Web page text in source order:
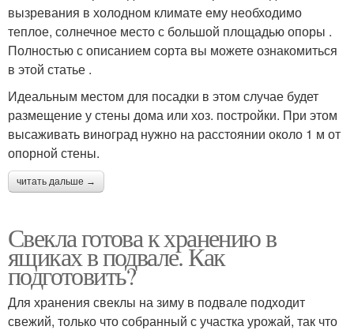
вызревания в холодном климате ему необходимо
теплое, солнечное место с большой площадью опоры .
Полностью с описанием сорта вы можете ознакомиться
в этой статье .
Идеальным местом для посадки в этом случае будет
размещение у стены дома или хоз. постройки. При этом
высаживать виноград нужно на расстоянии около 1 м от
опорной стены.
читать дальше →
Свекла готова к хранению в
ящиках в подвале. Как
подготовить?
Для хранения свеклы на зиму в подвале подходит
свежий, только что собранный с участка урожай, так что